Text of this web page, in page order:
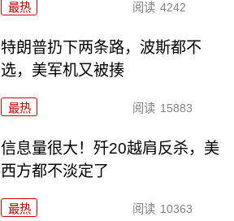
最热 阅读 4242
特朗普扔下两条路，波斯都不
选，美军机又被揍
最热 阅读 15883
信息量很大！歼20越肩反杀，美
西方都不淡定了
最热 阅读 10363